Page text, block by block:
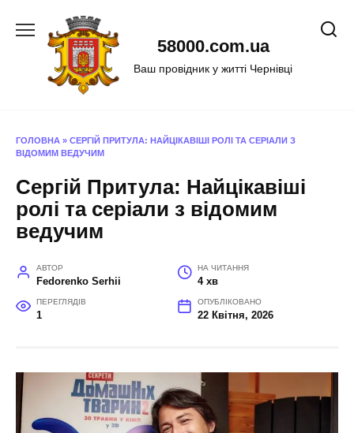
58000.com.ua
Ваш провідник у житті Чернівці
ГОЛОВНА » СЕРГІЙ ПРИТУЛА: НАЙЦІКАВІШІ РОЛІ ТА СЕРІАЛИ З
ВІДОМИМ ВЕДУЧИМ
Сергій Притула: Найцікавіші
ролі та серіали з відомим
ведучим
АВТОР
Fedorenko Serhii
НА ЧИТАННЯ
4 хв
ПЕРЕГЛЯДІВ
1
ОПУБЛІКОВАНО
22 Квітня, 2026